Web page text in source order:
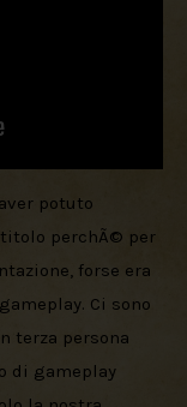
potuto
perchÃ© per
forse era
Ci sono
terza persona
di gameplay